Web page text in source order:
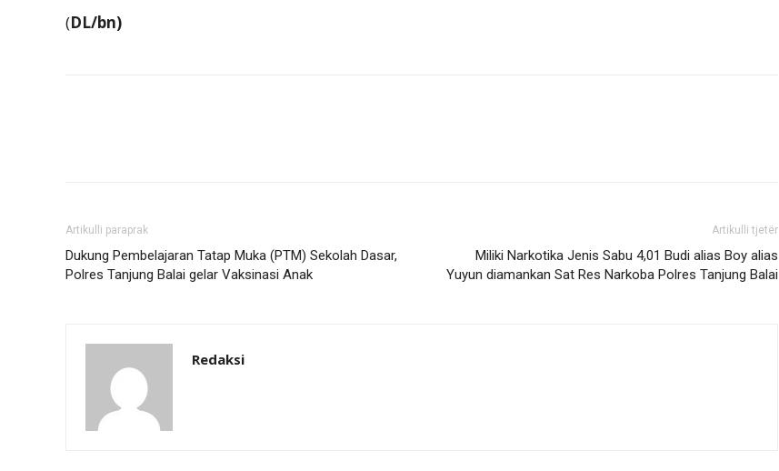
(DL/bn)
Artikulli paraprak
Dukung Pembelajaran Tatap Muka (PTM) Sekolah Dasar,
Polres Tanjung Balai gelar Vaksinasi Anak
Artikulli tjetër
Miliki Narkotika Jenis Sabu 4,01 Budi alias Boy alias
Yuyun diamankan Sat Res Narkoba Polres Tanjung Balai
Redaksi